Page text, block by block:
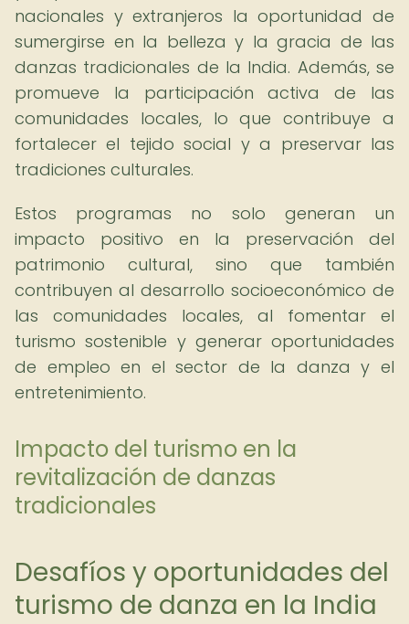
nacionales y extranjeros la oportunidad de
sumergirse en la belleza y la gracia de las
danzas tradicionales de la India. Además, se
promueve la participación activa de las
comunidades locales, lo que contribuye a
fortalecer el tejido social y a preservar las
tradiciones culturales.
Estos programas no solo generan un
impacto positivo en la preservación del
patrimonio cultural, sino que también
contribuyen al desarrollo socioeconómico de
las comunidades locales, al fomentar el
turismo sostenible y generar oportunidades
de empleo en el sector de la danza y el
entretenimiento.
Impacto del turismo en la
revitalización de danzas
tradicionales
Desafíos y oportunidades del
turismo de danza en la India